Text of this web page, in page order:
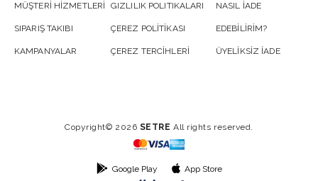
MÜŞTERİ HİZMETLERİ
SIPARIŞ TAKIBI
KAMPANYALAR
GIZLILIK POLITIKALARI
ÇEREZ POLİTİKASI
ÇEREZ TERCİHLERİ
NASIL İADE
EDEBİLİRİM?
ÜYELİKSİZ İADE
Copyright© 2026 SETRE All rights reserved.
Google Play App Store